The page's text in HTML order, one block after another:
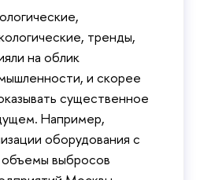
тренды,
на облик
и скорее
существенное
Например,
оборудования с
выбросов